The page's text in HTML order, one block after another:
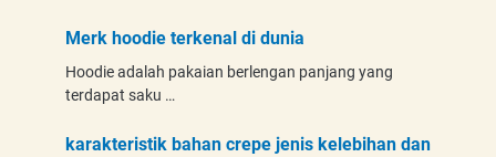
Merk hoodie terkenal di dunia
Hoodie adalah pakaian berlengan panjang yang
terdapat saku …
karakteristik bahan crepe jenis kelebihan dan